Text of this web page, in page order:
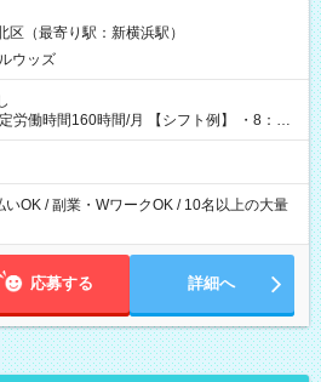
区（最寄り駅：新横浜駅）
ウッズ
時間/月 【シフト例】 ・8：00
いOK / 副業・WワークOK / 10名以上の大量
応募する 詳細へ